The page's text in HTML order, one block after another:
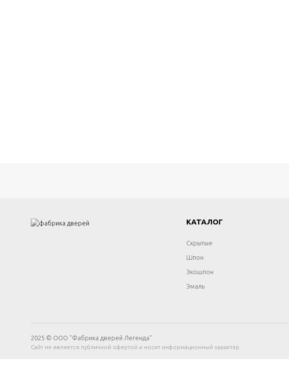
КАТАЛОГ
Скрытые
Шпон
Экошпон
Эмаль
2025 © ООО "Фабрика дверей Легенда"
Сайт не является публичной офертой и носит информационный характер.